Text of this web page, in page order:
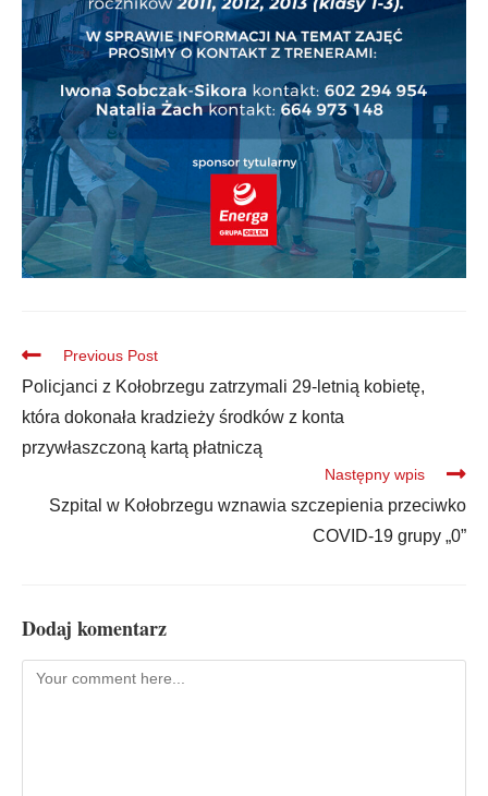
Previous Post
Policjanci z Kołobrzegu zatrzymali 29-letnią kobietę,
która dokonała kradzieży środków z konta
przywłaszczoną kartą płatniczą
Następny wpis
Szpital w Kołobrzegu wznawia szczepienia przeciwko
COVID-19 grupy „0”
Dodaj komentarz